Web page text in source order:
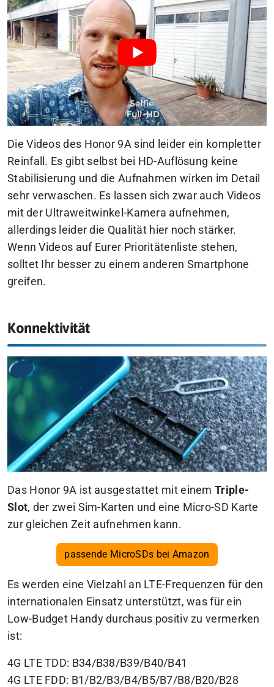
Die Videos des Honor 9A sind leider ein kompletter
Reinfall. Es gibt selbst bei HD-Auflösung keine
Stabilisierung und die Aufnahmen wirken im Detail
sehr verwaschen. Es lassen sich zwar auch Videos
mit der Ultraweitwinkel-Kamera aufnehmen,
allerdings leider die Qualität hier noch stärker.
Wenn Videos auf Eurer Prioritätenliste stehen,
solltet Ihr besser zu einem anderen Smartphone
greifen.
Konnektivität
Das Honor 9A ist ausgestattet mit einem Triple-
Slot, der zwei Sim-Karten und eine Micro-SD Karte
zur gleichen Zeit aufnehmen kann.
passende MicroSDs bei Amazon
Es werden eine Vielzahl an LTE-Frequenzen für den
internationalen Einsatz unterstützt, was für ein
Low-Budget Handy durchaus positiv zu vermerken
ist:
4G LTE TDD: B34/B38/B39/B40/B41
4G LTE FDD: B1/B2/B3/B4/B5/B7/B8/B20/B28